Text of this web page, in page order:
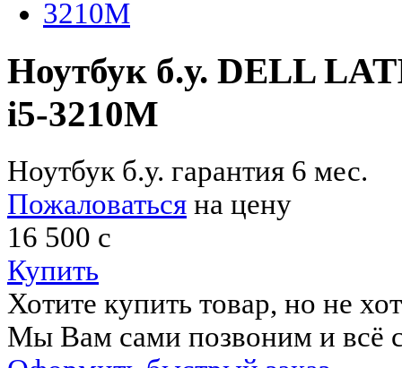
Ноутбук б.у. DELL
i5-3210M
Ноутбук б.у. гарантия 6 мес.
Пожаловаться на цену
16 500 c
Купить
Хотите купить товар, но не
Мы Вам сами позвоним и всё